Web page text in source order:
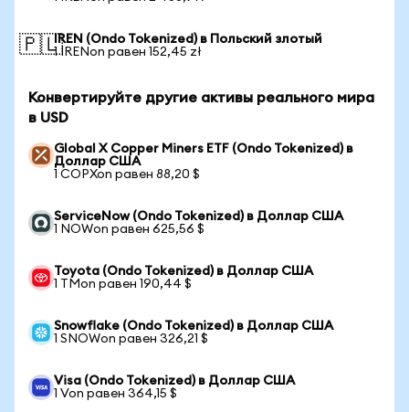
🇵🇱IREN (Ondo Tokenized) в Польский злотый
1 IRENon равен 152,45 zł
Конвертируйте другие активы реального мира
в USD
Global X Copper Miners ETF (Ondo Tokenized) в
Доллар США
1 COPXon равен 88,20 $
ServiceNow (Ondo Tokenized) в Доллар США
1 NOWon равен 625,56 $
Toyota (Ondo Tokenized) в Доллар США
1 TMon равен 190,44 $
Snowflake (Ondo Tokenized) в Доллар США
1 SNOWon равен 326,21 $
Visa (Ondo Tokenized) в Доллар США
1 Von равен 364,15 $